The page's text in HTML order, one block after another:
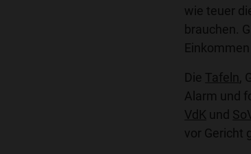
wie teuer
brauchen.
Die Tafeln
Alarm und
VdK und
vor Gericht